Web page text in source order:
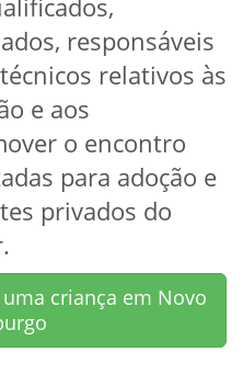
responsáveis
relativos às
e aos
o encontro
para adoção e
privados do
criança em Novo